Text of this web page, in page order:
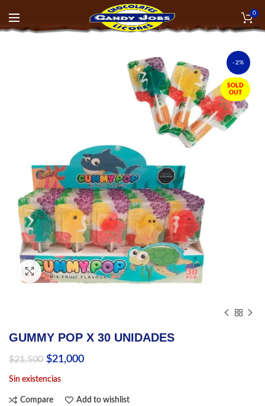
0
-2%
SOLD
OUT
Click to enlarge
GUMMY POP X 30 UNIDADES
$21,500 El
original
era:
$21,000El
es:
Sin existencias
Compare Add to wishlist